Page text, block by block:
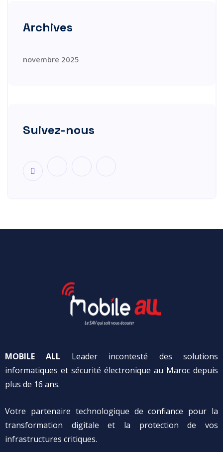
Archives
novembre 2025
Suivez-nous
MOBILE ALL Leader incontesté des solutions
informatiques et sécurité électronique au Maroc depuis
plus de 16 ans.
Votre partenaire technologique de confiance pour la
transformation digitale et la protection de vos
infrastructures critiques.